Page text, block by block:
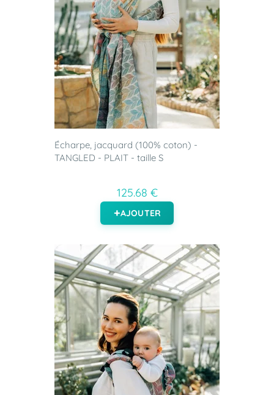
Écharpe, jacquard (100% coton) -
TANGLED - PLAIT - taille S
125.68 €
AJOUTER